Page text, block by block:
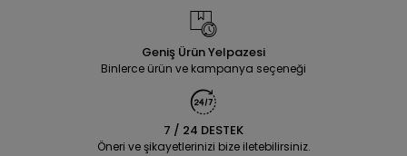
Geniş Ürün Yelpazesi
Binlerce ürün ve kampanya seçeneği
7 / 24 DESTEK
Öneri ve şikayetlerinizi bize iletebilirsiniz.